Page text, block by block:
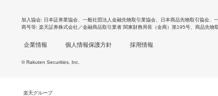
加入協会 日本証券業協会 一般社団法人金融先物取引業協会 日本商品先物取引協会
商号等 楽天証券株式会社／金融商品取引業者 関東財務局長（金商）第195号、商品先物
企業情報 個人情報保護方針 採用情報
© Rakuten Securities, Inc.
楽天グループ